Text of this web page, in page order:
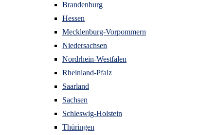
Brandenburg
Hessen
Mecklenburg-Vorpommern
Niedersachsen
Nordrhein-Westfalen
Rheinland-Pfalz
Saarland
Sachsen
Schleswig-Holstein
Thüringen